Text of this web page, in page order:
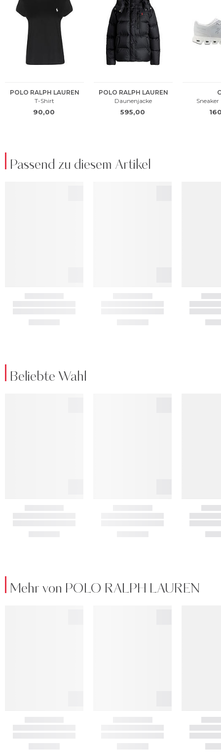
Passend zu diesem Artikel
Beliebte Wahl
Mehr von POLO RALPH LAUREN